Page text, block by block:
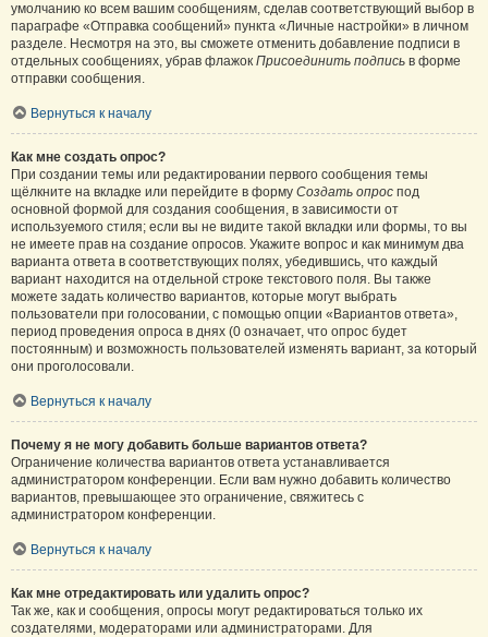
умолчанию ко всем вашим сообщениям, сделав соответствующий выбор в
параграфе «Отправка сообщений» пункта «Личные настройки» в личном
разделе. Несмотря на это, вы сможете отменить добавление подписи в
отдельных сообщениях, убрав флажок Присоединить подпись в форме
отправки сообщения.
Вернуться к началу
Как мне создать опрос?
При создании темы или редактировании первого сообщения темы
щёлкните на вкладке или перейдите в форму Создать опрос под
основной формой для создания сообщения, в зависимости от
используемого стиля; если вы не видите такой вкладки или формы, то вы
не имеете прав на создание опросов. Укажите вопрос и как минимум два
варианта ответа в соответствующих полях, убедившись, что каждый
вариант находится на отдельной строке текстового поля. Вы также
можете задать количество вариантов, которые могут выбрать
пользователи при голосовании, с помощью опции «Вариантов ответа»,
период проведения опроса в днях (0 означает, что опрос будет
постоянным) и возможность пользователей изменять вариант, за который
они проголосовали.
Вернуться к началу
Почему я не могу добавить больше вариантов ответа?
Ограничение количества вариантов ответа устанавливается
администратором конференции. Если вам нужно добавить количество
вариантов, превышающее это ограничение, свяжитесь с
администратором конференции.
Вернуться к началу
Как мне отредактировать или удалить опрос?
Так же, как и сообщения, опросы могут редактироваться только их
создателями, модераторами или администраторами. Для